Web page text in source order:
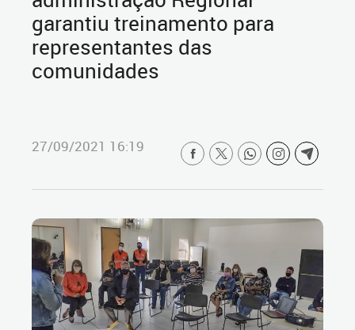
garantiu treinamento para
representantes das
comunidades
27/09/2021 16:19